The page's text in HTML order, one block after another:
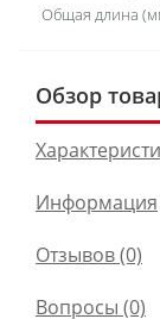
Общая длина
Обзор
Информация
Отзывов (0)
Вопросы (0)